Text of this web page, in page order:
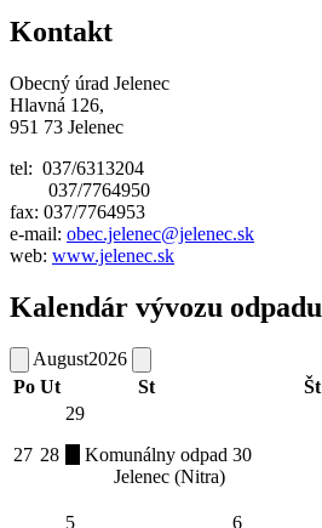
Kontakt
Obecný úrad Jelenec
Hlavná 126,
951 73 Jelenec
tel: 037/6313204
037/7764950
fax: 037/7764953
e-mail: obec.jelenec@jelenec.sk
web: www.jelenec.sk
Kalendár vývozu odpadu
August2026
Po Ut St Št
27 28
29
Komunálny odpad
Jelenec (Nitra)
30
5
6